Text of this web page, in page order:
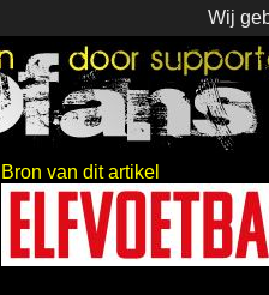
Wij
Bron van dit artikel